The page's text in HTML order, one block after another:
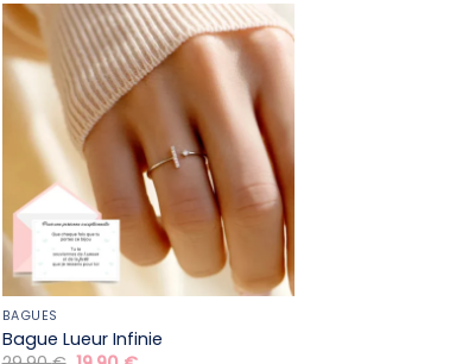
BAGUES
Bague Lueur Infinie